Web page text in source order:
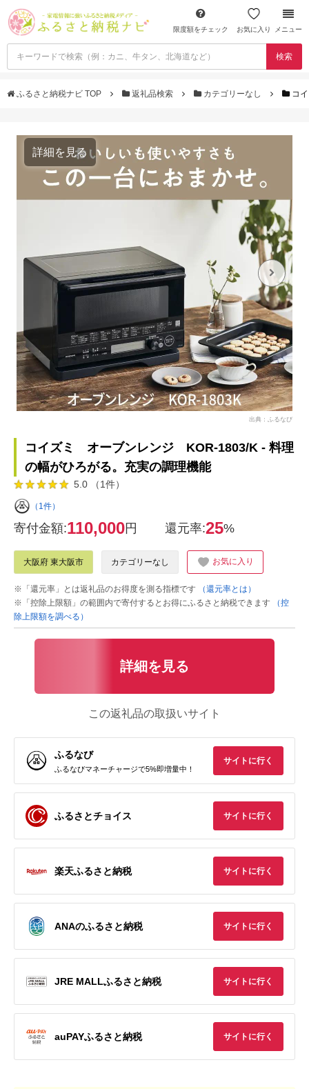
限度額をチェック お気に入り メニュー
検索
ふるさと納税ナビ TOP 返礼品検索 カテゴリーなし コ
詳細を見る
出典：ふるなび
コイズミ オーブンレンジ KOR-1803/K - 料理
の幅がひろがる。充実の調理機能
5.0 （1件）
（1件）
寄付金額:110,000円 還元率:25%
大阪府 東大阪市 カテゴリーなし お気に入り
※「還元率」とは返礼品のお得度を測る指標です
（還元率とは）
※「控除上限額」の範囲内で寄付するとお得にふるさと納税できます
（控
除上限額を調べる）
詳細を見る
この返礼品の取扱いサイト
ふるなび
ふるなびマネーチャージで5%即増量中！
サイトに行く
ふるさとチョイス サイトに行く
楽天ふるさと納税 サイトに行く
ANAのふるさと納税 サイトに行く
JRE MALLふるさと納税 サイトに行く
auPAYふるさと納税 サイトに行く